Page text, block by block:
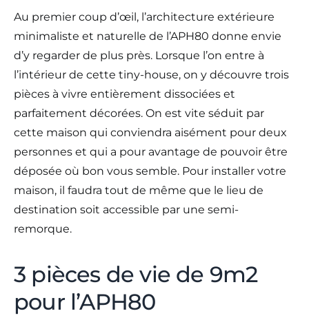
Au premier coup d’œil, l’architecture extérieure
minimaliste et naturelle de l’APH80 donne envie
d’y regarder de plus près. Lorsque l’on entre à
l’intérieur de cette tiny-house, on y découvre trois
pièces à vivre entièrement dissociées et
parfaitement décorées. On est vite séduit par
cette maison qui conviendra aisément pour deux
personnes et qui a pour avantage de pouvoir être
déposée où bon vous semble. Pour installer votre
maison, il faudra tout de même que le lieu de
destination soit accessible par une semi-
remorque.
3 pièces de vie de 9m2
pour l’APH80